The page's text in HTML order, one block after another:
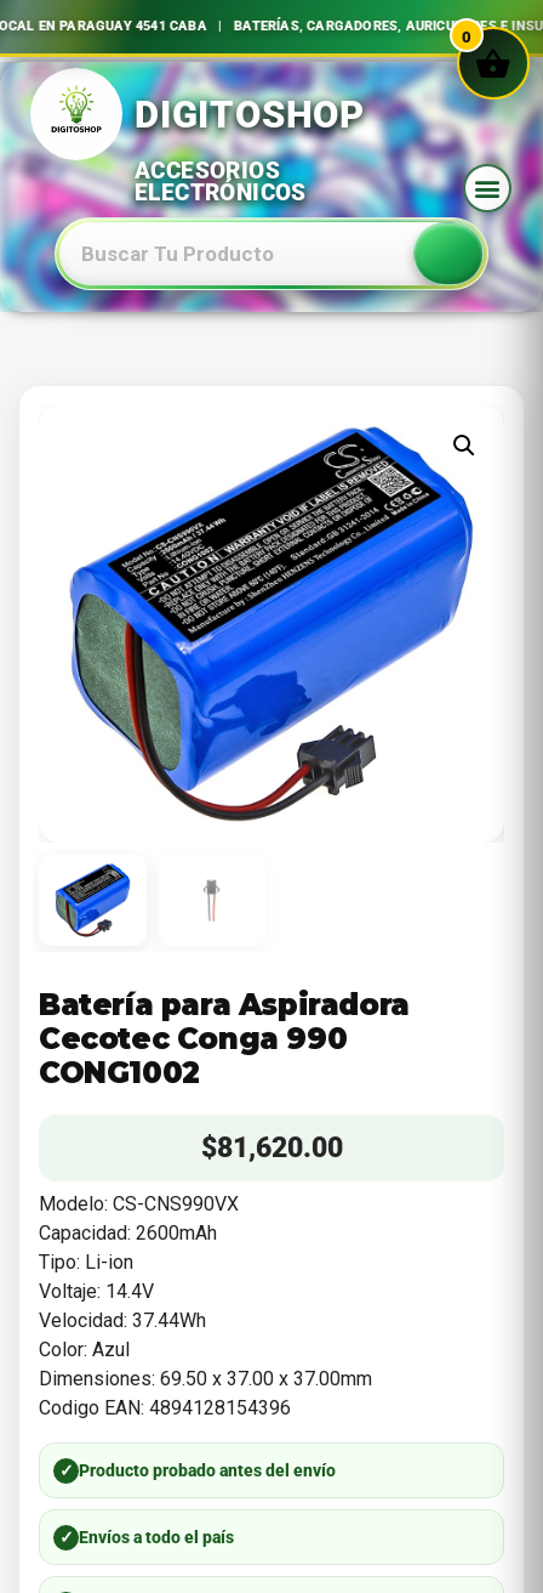
4541 CABA | BATERÍAS, CARGADORES, AURICULARES E INSUMOS
Ir
al
contenido
Batería para Aspiradora
Cecotec Conga 990
CONG1002
$81,620.00
Modelo: CS-CNS990VX
Capacidad: 2600mAh
Tipo: Li-ion
Voltaje: 14.4V
Velocidad: 37.44Wh
Color: Azul
Dimensiones: 69.50 x 37.00 x 37.00mm
Codigo EAN: 4894128154396
✓ Producto probado antes del envío
✓ Envíos a todo el país
0